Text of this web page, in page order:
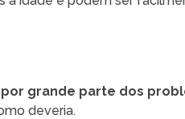
grande parte dos
deveria.